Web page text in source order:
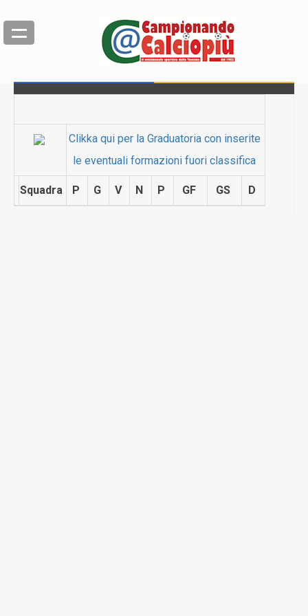
Clikka qui per la Graduatoria con inserite
le eventuali formazioni fuori classifica
Squadra P G V N P GF GS D